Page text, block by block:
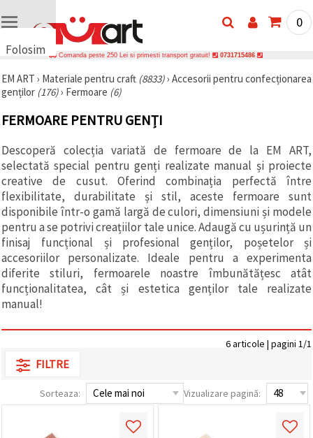
Folosim
uri
🍪 Folosim
și
similare
pentru a
asigura
funcționarea
corectă a
site-ului,
pentru a vă
îmbunătăți
experiența
și, cu
acordul
dumneavoastră,
pentru a
analiza
traficul și a
afișa
reclame
relevante,
inclusiv cu
partenerilor
0
Comanda peste 250 Lei si primesti transport gratuit! 0731715486
EM ART › Materiale pentru craft (8833)› Accesorii pentru confecționarea
genților (176)› Fermoare (6)
FERMOARE PENTRU GENȚI
Descoperă colecția variată de fermoare de la EM ART,
selectată special pentru genți realizate manual și proiecte
creative de cusut. Oferind combinația perfectă între
flexibilitate, durabilitate și stil, aceste fermoare sunt
disponibile într-o gamă largă de culori, dimensiuni și modele
pentru a se potrivi creațiilor tale unice. Adaugă cu ușurință un
finisaj funcțional și profesional genților, poșetelor și
accesoriilor personalizate. Ideale pentru a experimenta
diferite stiluri, fermoarele noastre îmbunătățesc atât
funcționalitatea, cât și estetica genților tale realizate
manual!
6 articole | pagini 1/1
FILTRE
Sorteaza: Vizualizare pagină: